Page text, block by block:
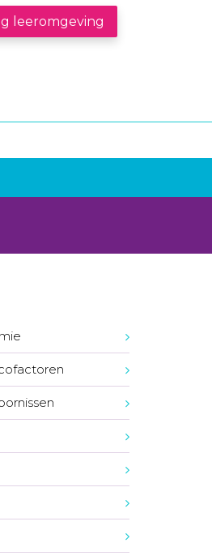
leeromgeving